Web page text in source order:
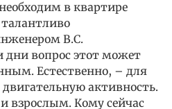
в квартире
В.С.
вопрос этот может
Естественно, – для
активность.
взрослым. Кому сейчас